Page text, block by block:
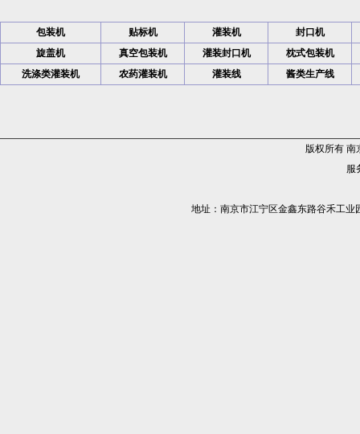
包装机 贴标机 灌装机
封口机
旋盖机
真空包装机 灌装封口机
枕式包装机
洗涤类灌装机
农药灌装机 灌装线 酱类生产线
版权所有 南
服
地址：南京市江宁区金鑫东路谷禾工